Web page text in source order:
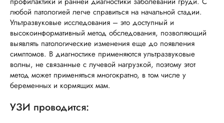
любой патологией легче справиться на начальной стадии.
Ультразвуковые исследования – это доступный и
высокоинформативный метод обследования, позволяющий
выявлять патологические изменения еще до появления
симптомов. В диагностике применяются ультразвуковые
волны, не связанные с лучевой нагрузкой, поэтому этот
метод может применяться многократно, в том числе у
беременных и кормящих мам.
УЗИ проводится: